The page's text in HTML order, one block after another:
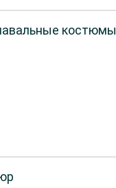
костюмы